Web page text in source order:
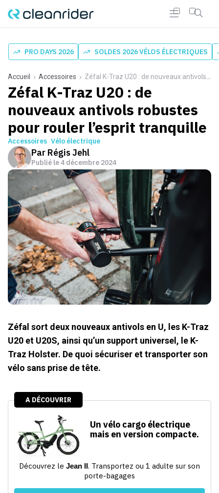
PRO DAYS 2026 SOLDES 2026 VÉLOS ÉLECTRIQUES
Accueil Accessoires Zéfal K-Traz U20 : de nouveaux antivols robustes pour rouler l’esprit tranquille
Zéfal K-Traz U20 : de
nouveaux antivols robustes
pour rouler l’esprit tranquille
Accessoires Vélo électrique
Par Régis Jehl
Publié le4 décembre 2024
Zéfal sort deux nouveaux antivols en U, les K-Traz
U20 et U20S, ainsi qu’un support universel, le K-
Traz Holster. De quoi sécuriser et transporter son
vélo sans prise de tête.